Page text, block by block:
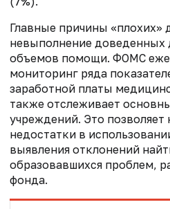
Главные причины «плохих»
невыполнение доведенных
объемов помощи. ФОМС
мониторинг ряда
заработной платы
также отслеживает
учреждений. Это
недостатки в
выявления отклонений
образовавшихся проблем,
фонда.